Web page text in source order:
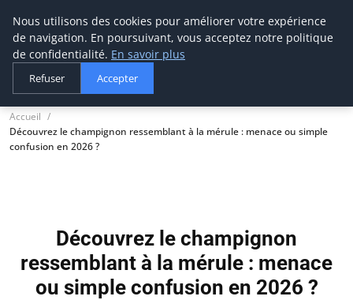
tournevis
malin
L'outil de l'aventurier
Accueil
Découvrez le champignon ressemblant à la mérule : menace ou simple
confusion en 2026 ?
Découvrez le champignon
ressemblant à la mérule : menace
ou simple confusion en 2026 ?
Nous utilisons des cookies pour améliorer votre expérience
de navigation. En poursuivant, vous acceptez notre politique
de confidentialité. En savoir plus
Refuser Accepter